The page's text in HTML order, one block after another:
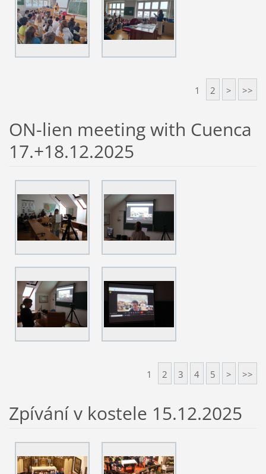
1 2 > >>
ON-lien meeting with Cuenca
17.+18.12.2025
1 2 3 4 5 > >>
Zpívání v kostele 15.12.2025